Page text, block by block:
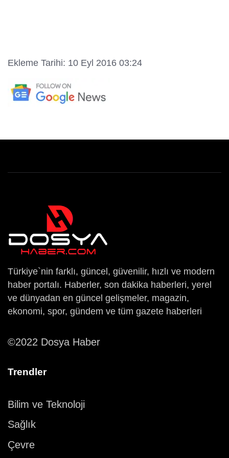
Ekleme Tarihi: 10 Eyl 2016 03:24
Türkiye`nin farklı, güncel, güvenilir, hızlı ve modern
haber portalı. Haberler, son dakika haberleri, yerel
ve dünyadan en güncel gelişmeler, magazin,
ekonomi, spor, gündem ve tüm gazete haberleri
©2022 Dosya Haber
Trendler
Bilim ve Teknoloji
Sağlık
Çevre